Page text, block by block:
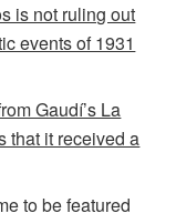
is not ruling out
events of 1931
Gaudí’s La
that it received a
to be featured